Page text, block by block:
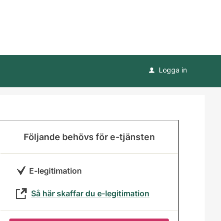
u Logga in
Följande behövs för e-tjänsten
E-legitimation
Så här skaffar du e-legitimation